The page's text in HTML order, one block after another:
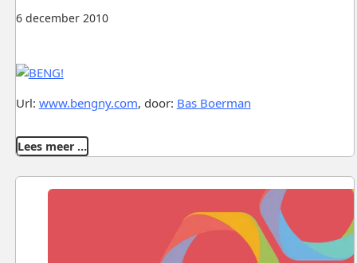
6 december 2010
Url: www.bengny.com, door: Bas Boerman
Lees meer …